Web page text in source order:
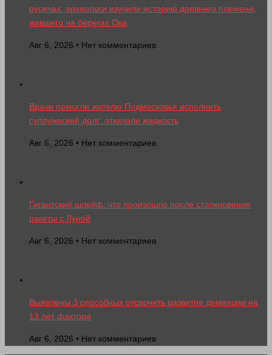
русичах: археологи изучили историю древнего племени,
жившего на берегах Оки
Авг 6, 2026 • Нет комментариев
Врачи помогли жителю Подмосковья исполнить
супружеский долг: откачали жидкость
Авг 6, 2026 • Нет комментариев
Гигантский шлейф: что произошло после столкновения
ракеты с Луной
Авг 6, 2026 • Нет комментариев
Выявлены 3 способных отсрочить развитие деменции на
13 лет фактора
Авг 6, 2026 • Нет комментариев